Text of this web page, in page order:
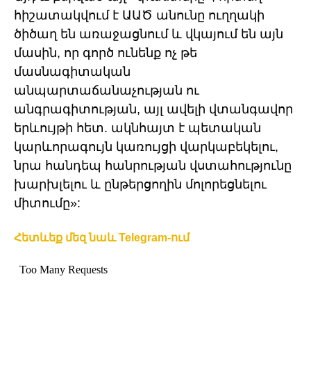
հիշատակվում է ԱԱԾ անունը ուղղակի
ծիծաղ են առաջացնում և վկայում են այն
մասին, որ գործ ունենք ոչ թե
մասնագիտական
անպարտաճանաչության ու
անգրագիտության, այլ ավելի վտանգավոր
երևույթի հետ. ակնհայտ է պետական
կարևորագույն կառույցի վարկաբեկելու,
նրա հանդեպ հանրության վստահությունը
խարխլելու և ընթերցողին մոլորեցնելու
միտումը»:
Հետևեք մեզ նաև Telegram-ում